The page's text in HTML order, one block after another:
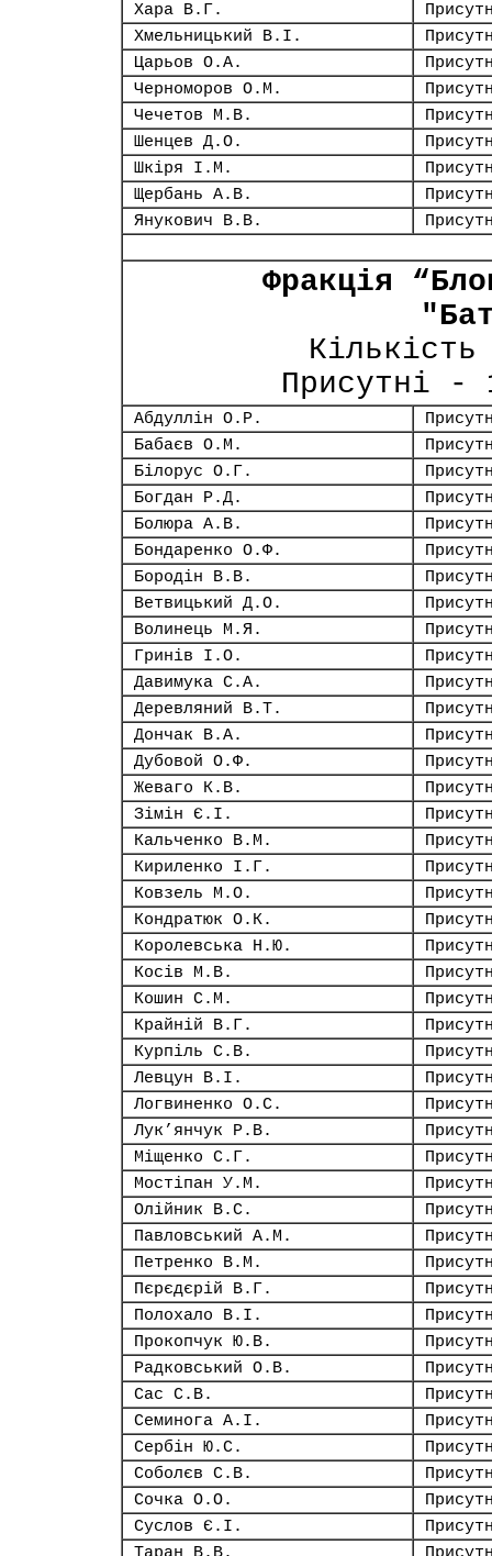
Хара В.Г.
Хмельницький В.І.
Царьов О.А.
Черноморов О.М.
Чечетов М.В.
Шенцев Д.О.
Шкіря І.М.
Щербань А.В.
Янукович В.В.
Фракція
Присутні
Абдуллін О.Р.
Бабаєв О.М.
Білорус О.Г.
Богдан Р.Д.
Болюра А.В.
Бондаренко О.Ф.
Бородін В.В.
Ветвицький Д.О.
Волинець М.Я.
Гринів І.О.
Давимука С.А.
Деревляний В.Т.
Дончак В.А.
Дубовой О.Ф.
Жеваго К.В.
Зімін Є.І.
Кальченко В.М.
Кириленко І.Г.
Ковзель М.О.
Кондратюк О.К.
Королевська Н.Ю.
Косів М.В.
Кошин С.М.
Крайній В.Г.
Курпіль С.В.
Левцун В.І.
Логвиненко О.С.
Лук’янчук Р.В.
Міщенко С.Г.
Мостіпан У.М.
Олійник В.С.
Павловський А.М.
Петренко В.М.
Пєрєдєрій В.Г.
Полохало В.І.
Прокопчук Ю.В.
Радковський О.В.
Сас С.В.
Семинога А.І.
Сербін Ю.С.
Соболєв С.В.
Сочка О.О.
Суслов Є.І.